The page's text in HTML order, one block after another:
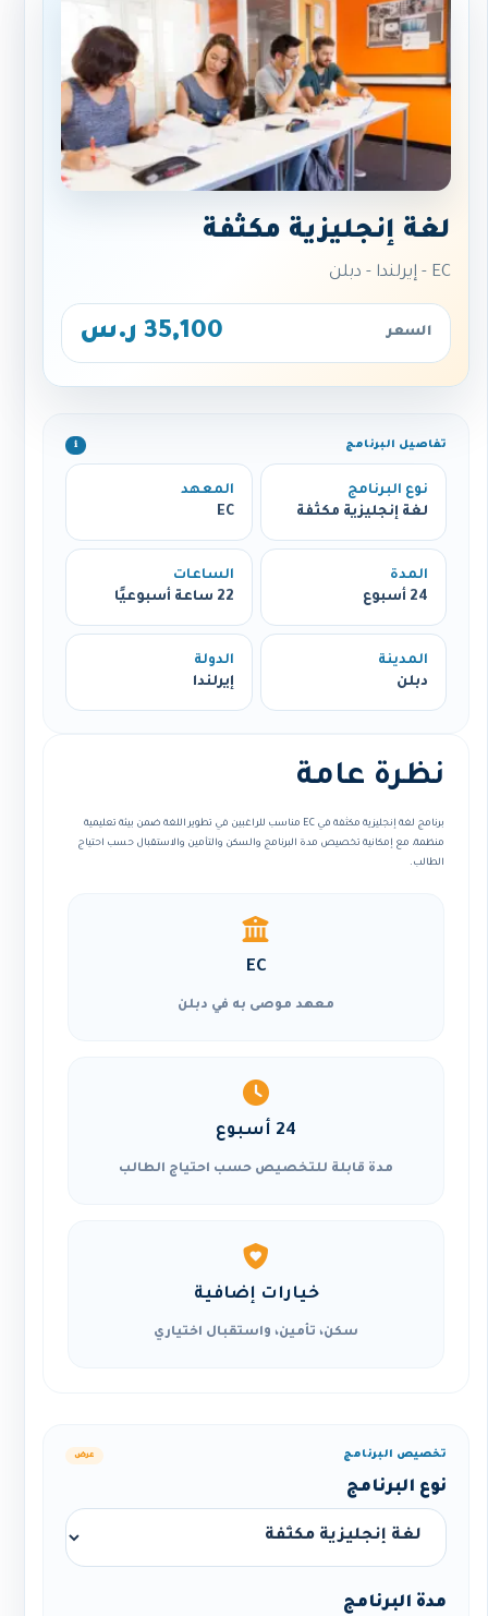
لغة إنجليزية مكثفة
EC - إيرلندا - دبلن
السعر 35,100 ر.س
تفاصيل البرنامج ℹ️
نوع البرنامج
لغة إنجليزية مكثفة
المعهد
EC
المدة
24 أسبوع
الساعات
22 ساعة أسبوعيًا
المدينة
دبلن
الدولة
إيرلندا
نظرة عامة
برنامج لغة إنجليزية مكثفة في EC مناسب للراغبين في تطوير اللغة ضمن بيئة تعليمية
منظمة، مع إمكانية تخصيص مدة البرنامج والسكن والتأمين والاستقبال حسب احتياج
الطالب.
EC
معهد موصى به في دبلن
24 أسبوع
مدة قابلة للتخصيص حسب احتياج الطالب
خيارات إضافية
سكن، تأمين، واستقبال اختياري
تخصيص البرنامج عرض
نوع البرنامج
مدة البرنامج